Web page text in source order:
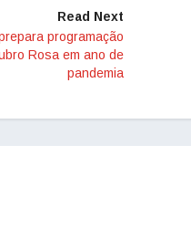
Read Next
programação
Rosa em ano de
pandemia